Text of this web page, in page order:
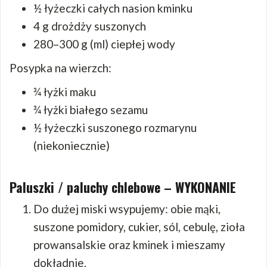
½ łyżeczki całych nasion kminku
4 g drożdży suszonych
280–300 g (ml) ciepłej wody
Posypka na wierzch:
¾ łyżki maku
¾ łyżki białego sezamu
½ łyżeczki suszonego rozmarynu
(niekoniecznie)
Paluszki / paluchy chlebowe – WYKONANIE
Do dużej miski wsypujemy: obie mąki,
suszone pomidory, cukier, sól, cebulę, zioła
prowansalskie oraz kminek i mieszamy
dokładnie.